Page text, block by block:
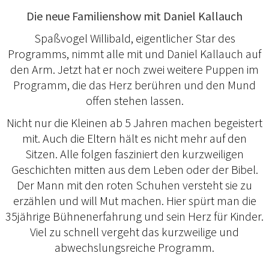
Die neue Familienshow mit Daniel Kallauch
Spaßvogel Willibald, eigentlicher Star des
Programms, nimmt alle mit und Daniel Kallauch auf
den Arm. Jetzt hat er noch zwei weitere Puppen im
Programm, die das Herz berühren und den Mund
offen stehen lassen.
Nicht nur die Kleinen ab 5 Jahren machen begeistert
mit. Auch die Eltern hält es nicht mehr auf den
Sitzen. Alle folgen fasziniert den kurzweiligen
Geschichten mitten aus dem Leben oder der Bibel.
Der Mann mit den roten Schuhen versteht sie zu
erzählen und will Mut machen. Hier spürt man die
35jährige Bühnenerfahrung und sein Herz für Kinder.
Viel zu schnell vergeht das kurzweilige und
abwechslungsreiche Programm.